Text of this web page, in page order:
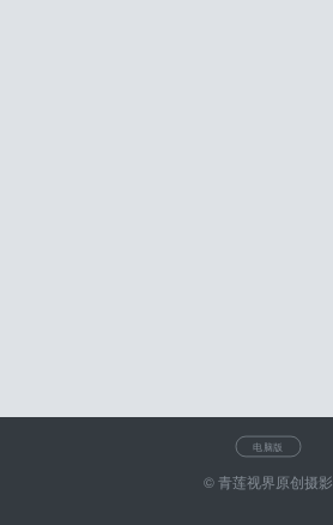
电脑版
© 青莲视界原创摄影